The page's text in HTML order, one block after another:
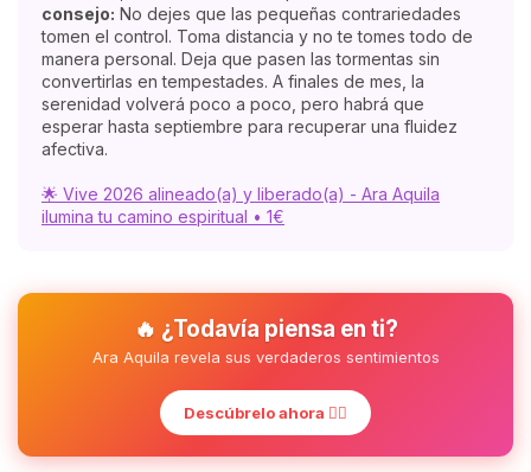
consejo: No dejes que las pequeñas contrariedades
tomen el control. Toma distancia y no te tomes todo de
manera personal. Deja que pasen las tormentas sin
convertirlas en tempestades. A finales de mes, la
serenidad volverá poco a poco, pero habrá que
esperar hasta septiembre para recuperar una fluidez
afectiva.
🌟 Vive 2026 alineado(a) y liberado(a) - Ara Aquila
ilumina tu camino espiritual • 1€
🔥 ¿Todavía piensa en ti?
Ara Aquila revela sus verdaderos sentimientos
Descúbrelo ahora ❤️‍🔥